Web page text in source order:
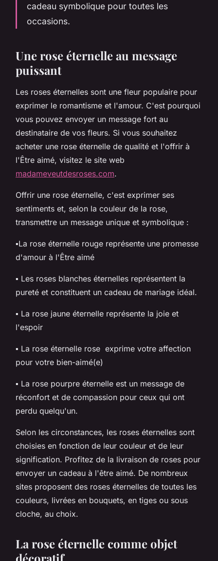
cadeau symbolique pour toutes les
occasions.
Une rose éternelle au message
puissant
Les roses éternelles sont une fleur populaire pour
exprimer le romantisme et l'amour. C'est pourquoi
vous pouvez envoyer un message fort au
destinataire de vos fleurs. Si vous souhaitez
acheter une rose éternelle de qualité et l'offrir à
l'Être aimé, visitez le site web
madameveutdesroses.com.
Offrir une rose éternelle, c'est exprimer ses
sentiments et, selon la couleur de la rose,
transmettre un message unique et symbolique :
▪La rose éternelle rouge représente une promesse
d'amour à l'Être aimé
▪ Les roses blanches éternelles représentent la
pureté et constituent un cadeau de mariage idéal.
▪ La rose jaune éternelle représente la joie et
l'espoir
▪ La rose éternelle rose exprime votre affection
pour votre bien-aimé(e)
▪ La rose pourpre éternelle est un message de
réconfort et de compassion pour ceux qui ont
perdu quelqu'un.
Selon les circonstances, les roses éternelles sont
choisies en fonction de leur couleur et de leur
signification. Profitez de la livraison de roses pour
envoyer un cadeau à l'être aimé. De nombreux
sites proposent des roses éternelles de toutes les
couleurs, livrées en bouquets, en tiges ou sous
cloche, au choix.
La rose éternelle comme objet